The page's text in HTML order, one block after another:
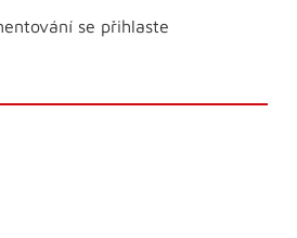
se přihlaste